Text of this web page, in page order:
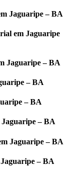
Jaguaripe – BA
em Jaguaripe
Jaguaripe – BA
– BA
– BA
– BA
Jaguaripe – BA
Jaguaripe – BA